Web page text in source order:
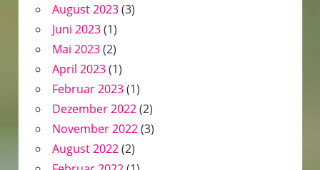
August 2023(3)
Juni 2023(1)
Mai 2023(2)
April 2023(1)
Februar 2023(1)
Dezember 2022(2)
November 2022(3)
August 2022(2)